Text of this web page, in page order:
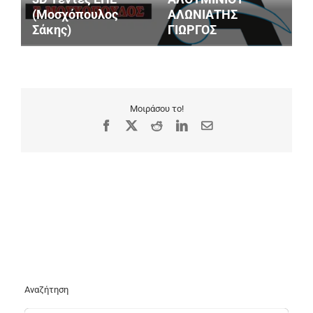
(Μοσχόπουλος
Σάκης)
ΑΛΩΝΙΑΤΗΣ
ΓΙΩΡΓΟΣ
Μοιράσου το!
Facebook RedditLinkedIn
Email
Αναζήτηση